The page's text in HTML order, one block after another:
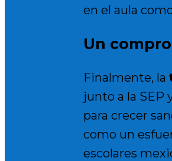
en el aula
Un
Finalmente, la
junto a la SEP
para crecer
como un
escolares